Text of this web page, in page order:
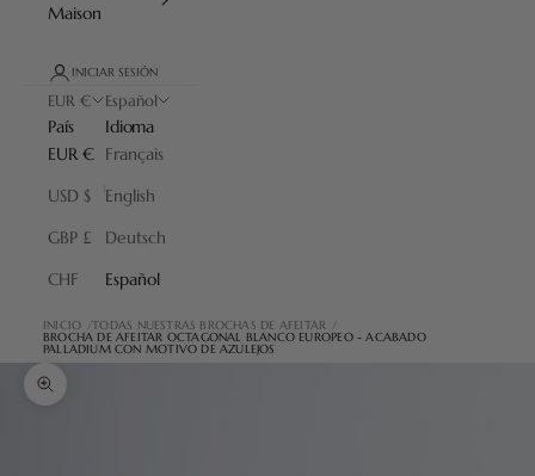
Maison
INICIAR SESIÓN
EUR €
País
EUR €
USD $
GBP £
CHF
Español
Idioma
Français
English
Deutsch
Español
INICIO TODAS NUESTRAS BROCHAS DE AFEITAR
BROCHA DE AFEITAR OCTAGONAL BLANCO EUROPEO - ACABADO
PALLADIUM CON MOTIVO DE AZULEJOS
Zoom